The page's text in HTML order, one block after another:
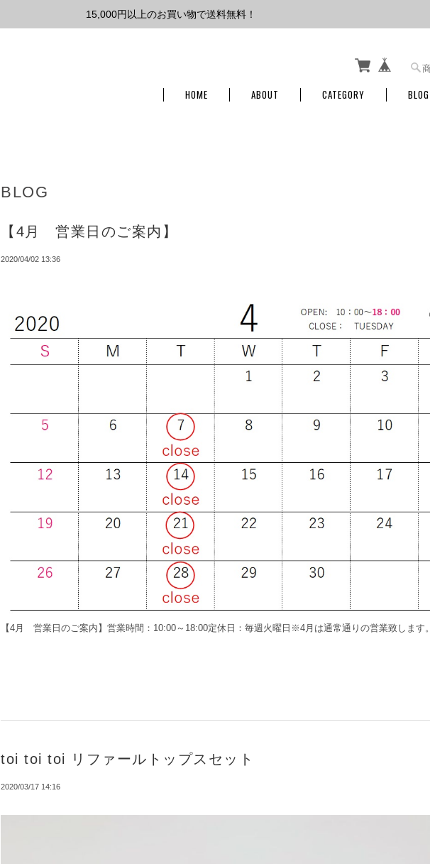
15,000円以上のお買い物で送料無料！
HOME ABOUT CATEGORY BLOG
BLOG
【4月 営業日のご案内】
2020/04/02 13:36
【4月 営業日のご案内】営業時間：10:00～18:00定休日：毎週火曜日※4月は通常通りの営業致します。
toi toi toi リファールトップスセット
2020/03/17 14:16